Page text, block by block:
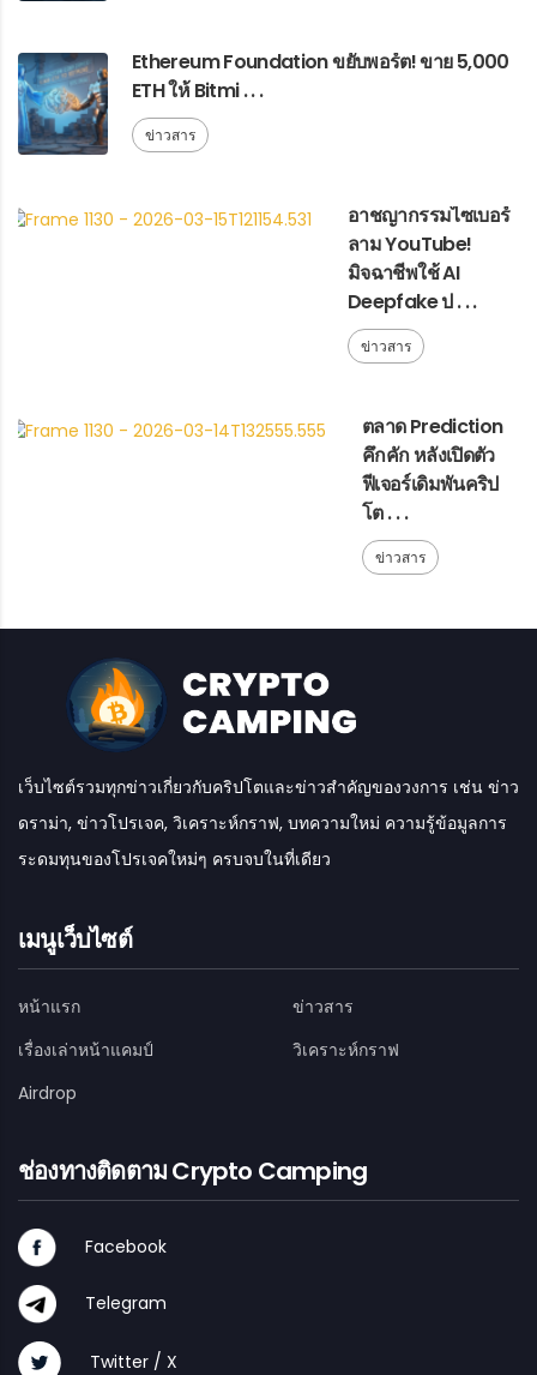
Ethereum Foundation ขยับพอร์ต! ขาย 5,000
ETH ให้ Bitmi . . .
ข่าวสาร
อาชญากรรมไซเบอร์
ลาม YouTube!
มิจฉาชีพใช้ AI
Deepfake ป . . .
ข่าวสาร
ตลาด Prediction
คึกคัก หลังเปิดตัว
ฟีเจอร์เดิมพันคริป
โต . . .
ข่าวสาร
เว็บไซต์รวมทุกข่าวเกี่ยวกับคริปโตและข่าวสำคัญของวงการ เช่น ข่าว
ดราม่า, ข่าวโปรเจค, วิเคราะห์กราฟ, บทความใหม่ ความรู้ข้อมูลการ
ระดมทุนของโปรเจคใหม่ๆ ครบจบในที่เดียว
เมนูเว็บไซต์
หน้าแรก
ข่าวสาร
เรื่องเล่าหน้าแคมป์
วิเคราะห์กราฟ
Airdrop
ช่องทางติดตาม Crypto Camping
Facebook
Telegram
Twitter / X